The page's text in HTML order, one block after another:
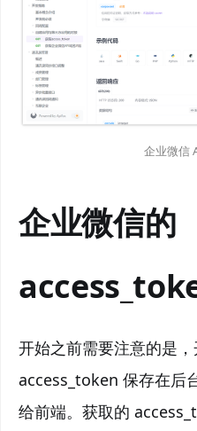
企业微信
企业微信的
开始之前需要注意的是
access_token 保存在后
给前端。获取的